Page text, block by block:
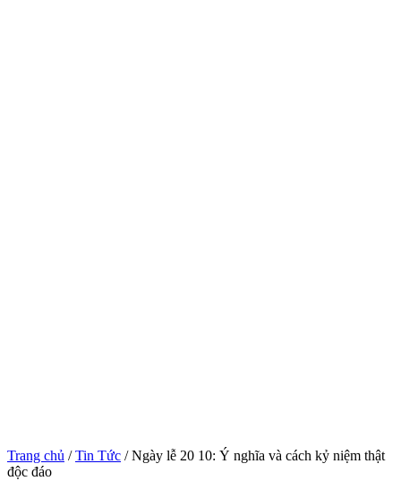
Trang chủ /Tin Tức / Ngày lễ 20 10: Ý nghĩa và cách kỷ niệm thật
độc đáo